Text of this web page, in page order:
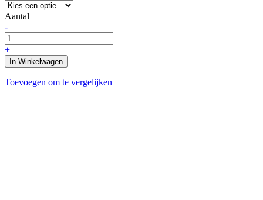
Aantal
-
+
In Winkelwagen
Toevoegen om te vergelijken